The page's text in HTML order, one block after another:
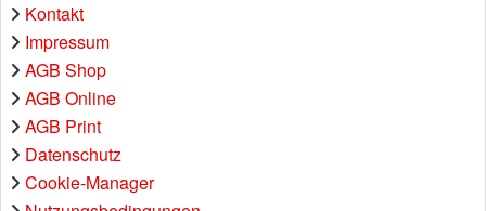
Kontakt
Impressum
AGB Shop
AGB Online
AGB Print
Datenschutz
Cookie-Manager